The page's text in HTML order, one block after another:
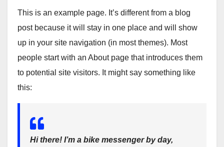
This is an example page. It’s different from a blog
post because it will stay in one place and will show
up in your site navigation (in most themes). Most
people start with an About page that introduces them
to potential site visitors. It might say something like
this:
Hi there! I’m a bike messenger by day,